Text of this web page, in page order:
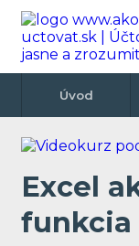
Úvod
Excel
funkcia